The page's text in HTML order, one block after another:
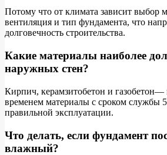
Потому что от климата зависит выбор
вентиляция и тип фундамента, что
долговечность строительства.
Какие материалы наиболее
наружных стен?
Кирпич, керамзитобетон и
временем материалы с сроком службы
правильной эксплуатации.
Что делать, если фундамент
влажный?